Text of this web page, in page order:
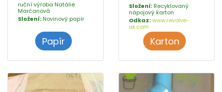
ruční výroba Natálie
Marčanová
Složení: Novinový papír
Papír
Složení: Recyklovaný
nápojový karton
Odkaz:www.revolve-
uk.com
Karton